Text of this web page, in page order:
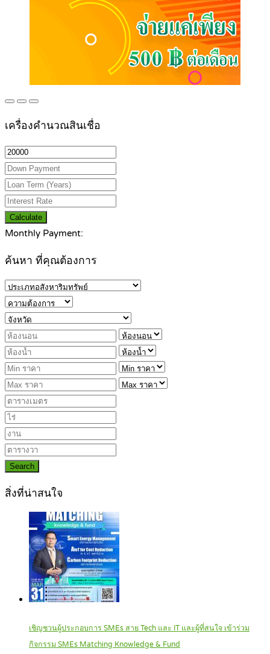
เครื่องคำนวณสินเชื่อ
Calculate
Monthly Payment:
ค้นหา ที่คุณต้องการ
Search
สิ่งที่น่าสนใจ
เชิญชวนผู้ประกอบการ SMEs สาย Tech และ IT และผู้ที่สนใจ เข้าร่วม
กิจกรรม SMEs Matching Knowledge & Fund